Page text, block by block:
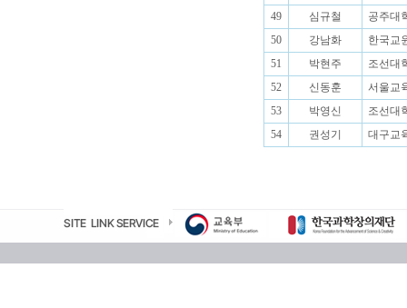
49
심규철
공주대
50
강남화
한국교
51
박현주
조선대
52
신동훈
서울교
53
박영신
조선대
54
권성기 대구교